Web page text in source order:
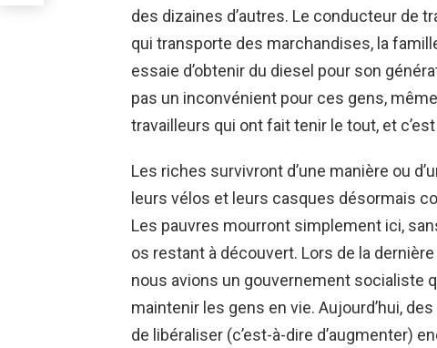
des dizaines d’autres. Le conducteur de
qui transporte des marchandises, la
essaie d’obtenir du diesel pour son
pas un inconvénient pour ces gens,
travailleurs qui ont fait tenir le tout, et
Les riches survivront d’une manière ou
leurs vélos et leurs casques désormais
Les pauvres mourront simplement ici,
os restant à découvert. Lors de la
nous avions un gouvernement socialiste
maintenir les gens en vie. Aujourd’hui,
de libéraliser (c’est-à-dire d’augmenter)